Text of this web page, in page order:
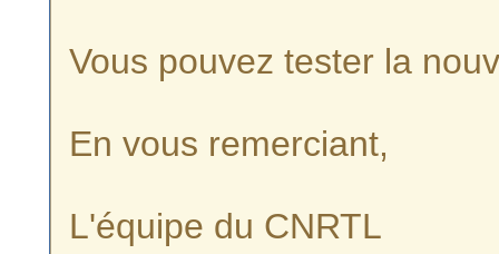
Vous pouvez tester la
En vous remerciant,
L'équipe du CNRTL